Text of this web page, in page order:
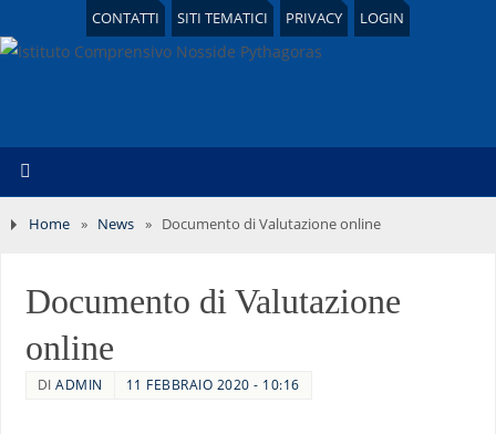
CONTATTI SITI TEMATICI PRIVACY LOGIN
Home » News » Documento di Valutazione online
Documento di Valutazione
online
DIADMIN 11 FEBBRAIO 2020 - 10:16